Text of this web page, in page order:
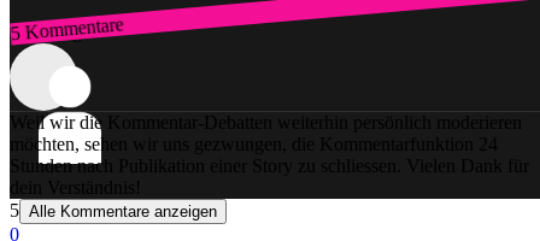
5 Kommentare
Zum Login
Weil wir die Kommentar-Debatten weiterhin persönlich moderieren
möchten, sehen wir uns gezwungen, die Kommentarfunktion 24
Stunden nach Publikation einer Story zu schliessen. Vielen Dank für
dein Verständnis!
5 Alle Kommentare anzeigen
0